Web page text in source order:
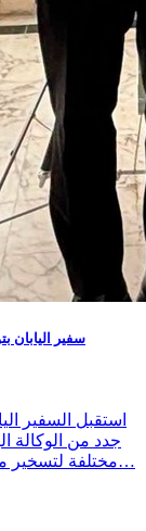
سفير اليابان
استقبل السفير
جدد من الوكالة
مختلفة لتسخير مهاراتهم وخبراتهم لخدمة المجتمعات المحلية في…